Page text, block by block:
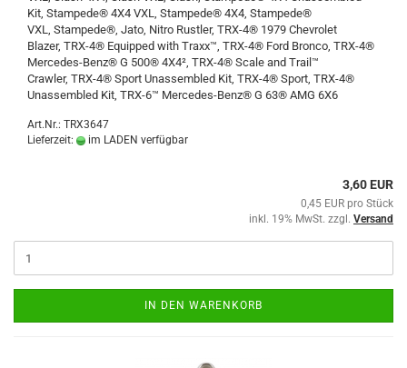
Kit, Stampede® 4X4 VXL, Stampede® 4X4, Stampede®
VXL, Stampede®, Jato, Nitro Rustler, TRX-4® 1979 Chevrolet
Blazer, TRX-4® Equipped with Traxx™, TRX-4® Ford Bronco, TRX-4®
Mercedes-Benz® G 500® 4X4², TRX-4® Scale and Trail™
Crawler, TRX-4® Sport Unassembled Kit, TRX-4® Sport, TRX-4®
Unassembled Kit, TRX-6™ Mercedes-Benz® G 63® AMG 6X6
Art.Nr.: TRX3647
Lieferzeit:
im LADEN verfügbar
3,60 EUR
0,45 EUR pro Stück
inkl. 19% MwSt. zzgl. Versand
IN DEN WARENKORB